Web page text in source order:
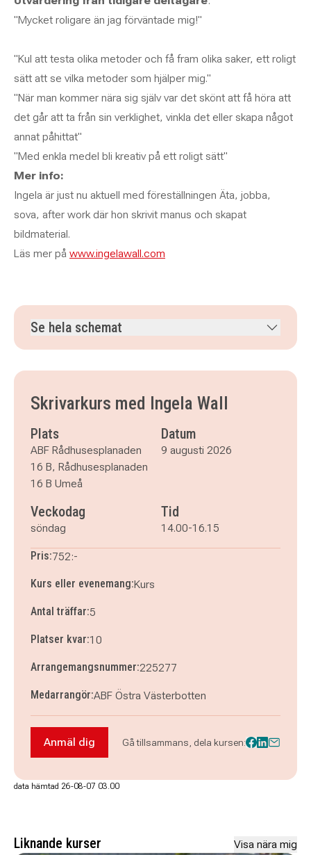
"Mycket roligare än jag förväntade mig!"
"Kul att testa olika metoder och få fram olika saker, ett roligt
sätt att se vilka metoder som hjälper mig."
"När man kommer nära sig själv var det skönt att få höra att
det går att ta från sin verklighet, vinkla det eller skapa något
annat påhittat"
"Med enkla medel bli kreativ på ett roligt sätt"
Mer info:
Ingela är just nu aktuell med föreställningen Äta, jobba,
sova, after workdär hon skrivit manus och skapat
bildmaterial.
Läs mer på www.ingelawall.com
Se hela schemat
söndag 23 augusti 2026klockan 14.00–16.15
söndag 30 augusti 2026klockan 14.00–16.15
söndag 6 september 2026klockan 14.00–16.15
Skrivarkurs med Ingela Wall
Plats
ABF Rådhusesplanaden
16 B, Rådhusesplanaden
16 B Umeå
Datum
9 augusti 2026
Veckodag
söndag
Tid
14.00-16.15
Pris:752:-
Kurs eller evenemang:Kurs
Antal träffar:5
Platser kvar:10
Arrangemangsnummer:225277
Medarrangör:ABF Östra Västerbotten
Anmäl dig till Skrivarkurs med Ingela Wall
Anmäl dig Gå tillsammans, dela kursen:
data hämtad 26-08-07 03.00
Liknande kurser Visa nära mig